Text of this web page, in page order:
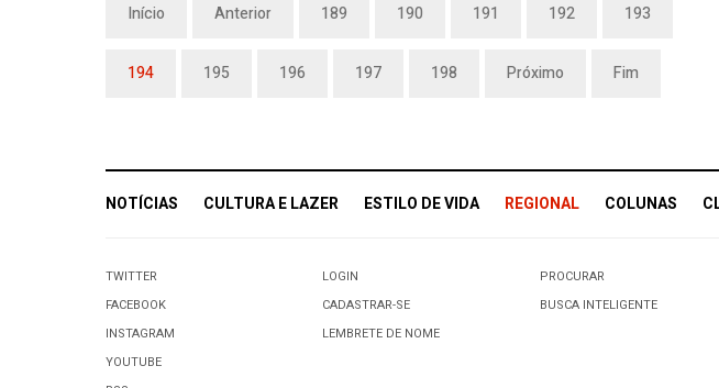
Início Anterior 189 190 191 192 193
194 195 196 197 198 Próximo Fim
NOTÍCIAS CULTURA E LAZER ESTILO DE VIDA REGIONAL COLUNAS
TWITTER
FACEBOOK
INSTAGRAM
YOUTUBE
LOGIN
CADASTRAR-SE
LEMBRETE DE NOME
PROCURAR
BUSCA INTELIGENTE